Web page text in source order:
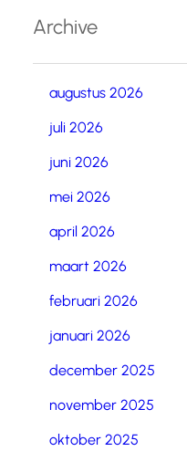
Archive
augustus 2026
juli 2026
juni 2026
mei 2026
april 2026
maart 2026
februari 2026
januari 2026
december 2025
november 2025
oktober 2025